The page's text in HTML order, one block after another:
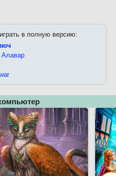
в полную версию:
Алавар